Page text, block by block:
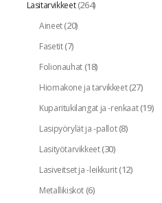
Lasitarvikkeet(264)
Aineet(20)
Fasetit(7)
Folionauhat(18)
Hiomakone ja tarvikkeet(27)
Kuparitukilangat ja -renkaat(19)
Lasipyörylät ja -pallot(8)
Lasityötarvikkeet(30)
Lasiveitset ja -leikkurit(12)
Metallikiskot(6)